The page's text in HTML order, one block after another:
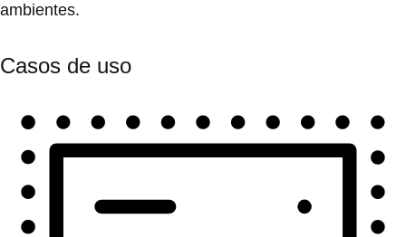
ambientes.
Casos de uso